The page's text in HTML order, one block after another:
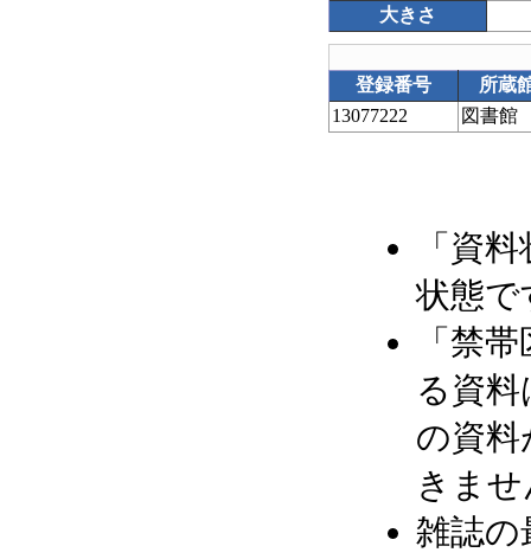
大きさ
登録番号
所蔵
13077222
図書館
「資
状態で
「禁
る資
の資料
きま
雑誌の